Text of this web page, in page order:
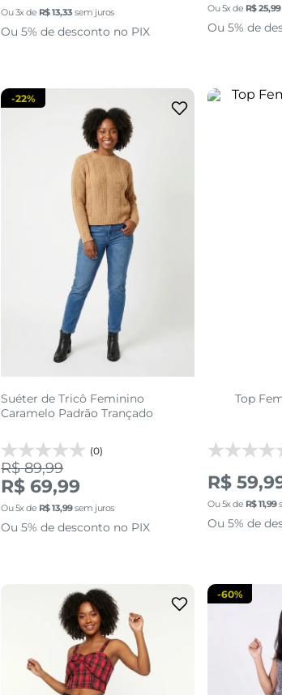
Ou3x de R$13,33 sem juros
Ou 5% de desconto no PIX
Ou5x de R$25,99
Ou 5% de
adicionar a sacola
Suéter de Tricô Feminino
Caramelo Padrão Trançado
(0)
-22%
R$ 89,99
R$ 69,99
Ou5x de R$13,99sem juros
Ou 5% de desconto no PIX
Top
R$
Ou5x de R$11,99
Ou 5% de
-60%